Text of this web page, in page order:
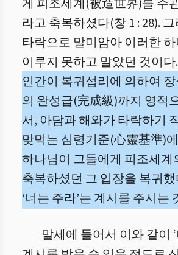
게 피조세계(被造世界)를 주
라고 축복하셨다(창 1 : 28).
타락으로 말미암아 이러한
이루지 못하고 말았던 것이다
인간이 복귀섭리에 의하여
의 완성급(完成級)까지 영적
서, 아담과 해와가 타락하기
맞먹는 심령기준(心靈基準)
하나님이 그들에게 피조세계
축복하셨던 그 입장을 복귀
‘너는 주라’는 계시를 주시는
말세에 들어서 이와 같이